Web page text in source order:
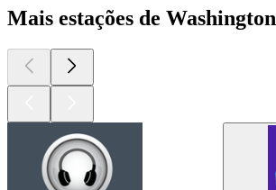
Mais estações de Washington